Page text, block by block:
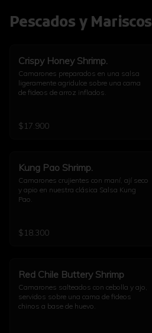
Pescados y Mariscos
Crispy Honey Shrimp.
Camarones preparados en una salsa
ligeramente agridulce sobre una cama
de fideos de arroz inflados.
$17.900
Kung Pao Shrimp.
Camarones crujientes con maní, ají seco
y apio en nuestra clásica Salsa Kung
Pao.
$18.300
Red Chile Buttery Shrimp
Camarones salteados con cebolla y ajo,
servidos sobre una cama de fideos
chinos a base de huevo.